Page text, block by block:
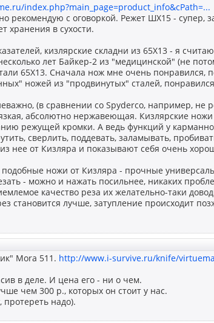
index.php?main_page=product_info&cPath=...
рекомендую с оговоркой. Режет ШХ15 - супер,
хранения в сухости.
кизлярские складни из 65Х13 - я
лет Байкер-2 из "медицинской" (не
65Х13. Сначала нож мне очень понравился,
ножей из "продвинутых" сталей,
(в сравнении со Spyderco, например, не
абсолютно нержавеющая. Кизлярские
режущей кромки. А ведь функций у
сверлить, поддевать, заламывать,
нее от Кизляра и показывают себя очень
ножи от Кизляра - прочные
- можно и нажать посильнее, никаких
качество реза их желательно-таки
становится лучше, затупление происходит
Mora 511. http://www.i-survive.ru/knife/
в деле. И цена его - ни о чем.
чем 300 р., которых он стоит у нас.
протереть надо).